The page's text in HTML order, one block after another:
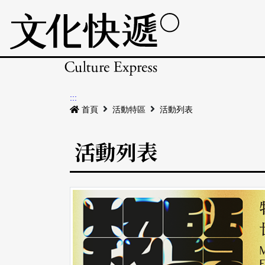
:::
首頁
活動特區 活動列表
活動列表